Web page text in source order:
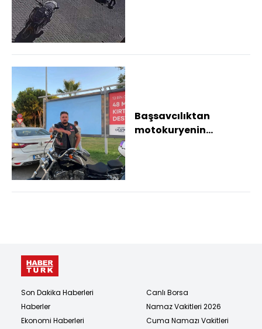
Başsavcılıktan
motokuryenin
Son Dakika Haberleri
Haberler
Ekonomi Haberleri
Canlı Borsa
Namaz Vakitleri 2026
Cuma Namazı Vakitleri